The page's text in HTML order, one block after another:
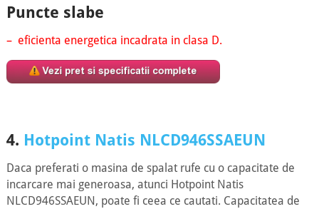
Puncte slabe
– eficienta energetica incadrata in clasa D.
4. Hotpoint Natis NLCD946SSAEUN
Daca preferati o masina de spalat rufe cu o capacitate de
incarcare mai generoasa, atunci Hotpoint Natis
NLCD946SSAEUN, poate fi ceea ce cautati. Capacitatea de